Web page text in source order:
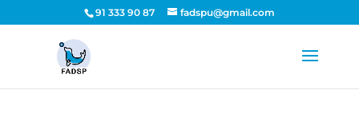
91 333 90 87 fadspu@gmail.com